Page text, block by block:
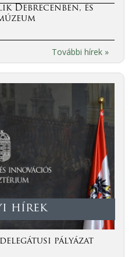
Debrecenben, és
További hírek »
hírek
pályázat